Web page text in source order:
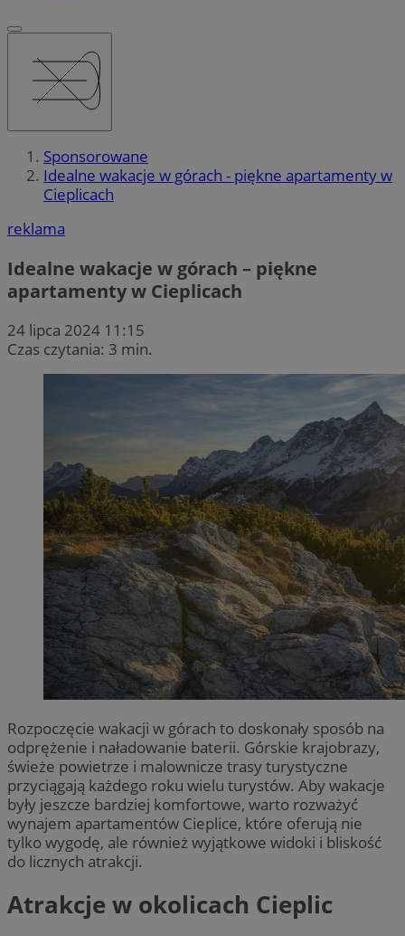
Sponsorowane
Idealne wakacje w górach - piękne apartamenty w
Cieplicach
reklama
Idealne wakacje w górach – piękne
apartamenty w Cieplicach
24 lipca 2024 11:15
Czas czytania: 3 min.
Rozpoczęcie wakacji w górach to doskonały sposób na
odprężenie i naładowanie baterii. Górskie krajobrazy,
świeże powietrze i malownicze trasy turystyczne
przyciągają każdego roku wielu turystów. Aby wakacje
były jeszcze bardziej komfortowe, warto rozważyć
wynajem apartamentów Cieplice, które oferują nie
tylko wygodę, ale również wyjątkowe widoki i bliskość
do licznych atrakcji.
Atrakcje w okolicach Cieplic